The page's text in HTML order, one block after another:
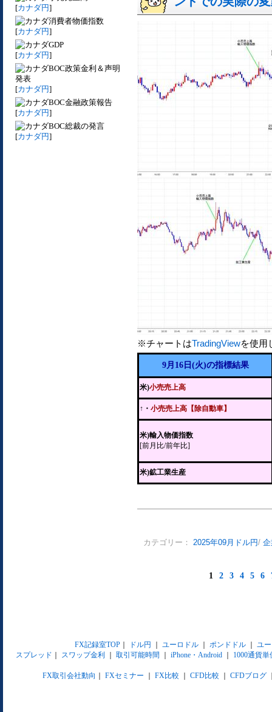
[カナダ円]
消費者物価指数
[カナダ円]
GDP
[カナダ円]
BOC政策金利＆声明
発表
[カナダ円]
BOC金融政策報告
[カナダ円]
BOC総裁の発言
[カナダ円]
※チャートはTradingViewを使用
9月16日(火)の指標結果
米)小売売上高
↑・ 小売売上高【除自動車】
米)輸入物価指数
[前月比/前年比]
米)鉱工業生産
カテゴリー： 2025年09月ドル円/
1 2 3 4 5 6
FX記録室TOP｜ ドル円 ユーロドル｜ ポンドドル｜ ユ
スプレッド
スワップ金利 取引可能時間 iPhone・Android 1000通貨単
FX取引会社動向 FXセミナー FX比較 CFD比較 CFDブログ